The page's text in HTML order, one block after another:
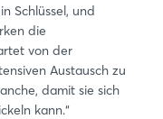
Schlüssel, und
die
von der
Austausch zu
damit sie sich
kann.“